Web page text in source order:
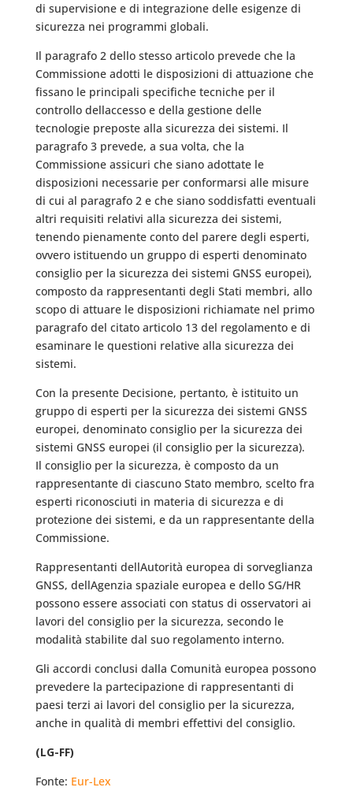
di supervisione e di integrazione delle esigenze di
sicurezza nei programmi globali.
Il paragrafo 2 dello stesso articolo prevede che la
Commissione adotti le disposizioni di attuazione che
fissano le principali specifiche tecniche per il
controllo dellaccesso e della gestione delle
tecnologie preposte alla sicurezza dei sistemi. Il
paragrafo 3 prevede, a sua volta, che la
Commissione assicuri che siano adottate le
disposizioni necessarie per conformarsi alle misure
di cui al paragrafo 2 e che siano soddisfatti eventuali
altri requisiti relativi alla sicurezza dei sistemi,
tenendo pienamente conto del parere degli esperti,
ovvero istituendo un gruppo di esperti denominato
consiglio per la sicurezza dei sistemi GNSS europei),
composto da rappresentanti degli Stati membri, allo
scopo di attuare le disposizioni richiamate nel primo
paragrafo del citato articolo 13 del regolamento e di
esaminare le questioni relative alla sicurezza dei
sistemi.
Con la presente Decisione, pertanto, è istituito un
gruppo di esperti per la sicurezza dei sistemi GNSS
europei, denominato consiglio per la sicurezza dei
sistemi GNSS europei (il consiglio per la sicurezza).
Il consiglio per la sicurezza, è composto da un
rappresentante di ciascuno Stato membro, scelto fra
esperti riconosciuti in materia di sicurezza e di
protezione dei sistemi, e da un rappresentante della
Commissione.
Rappresentanti dellAutorità europea di sorveglianza
GNSS, dellAgenzia spaziale europea e dello SG/HR
possono essere associati con status di osservatori ai
lavori del consiglio per la sicurezza, secondo le
modalità stabilite dal suo regolamento interno.
Gli accordi conclusi dalla Comunità europea possono
prevedere la partecipazione di rappresentanti di
paesi terzi ai lavori del consiglio per la sicurezza,
anche in qualità di membri effettivi del consiglio.
(LG-FF)
Fonte: Eur-Lex